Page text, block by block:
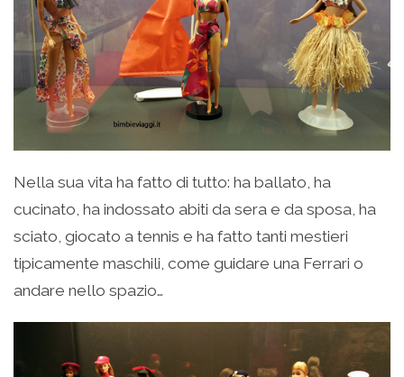
Nella sua vita ha fatto di tutto: ha ballato, ha
cucinato, ha indossato abiti da sera e da sposa, ha
sciato, giocato a tennis e ha fatto tanti mestieri
tipicamente maschili, come guidare una Ferrari o
andare nello spazio…